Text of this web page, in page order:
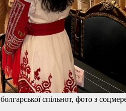
спільнот, фото з